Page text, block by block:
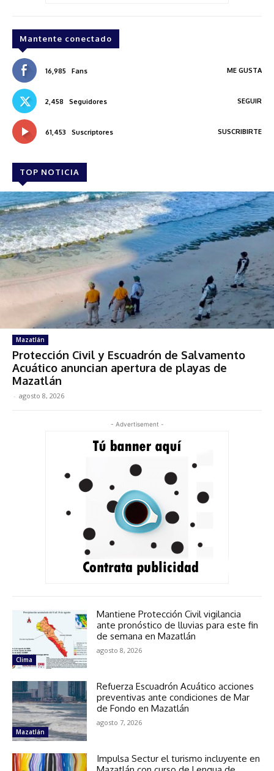
Mantente conectado
16,985 Fans ME GUSTA
2,458 Seguidores SEGUIR
61,453 Suscriptores SUSCRIBIRTE
TOP NOTICIA
Mazatlán
Protección Civil y Escuadrón de Salvamento
Acuático anuncian apertura de playas de
Mazatlán
- agosto 8, 2026
- Advertisement -
Clima
Mantiene Protección Civil vigilancia
ante pronóstico de lluvias para este fin
de semana en Mazatlán
agosto 8, 2026
Mazatlán
Refuerza Escuadrón Acuático acciones
preventivas ante condiciones de Mar
de Fondo en Mazatlán
agosto 7, 2026
Impulsa Sectur el turismo incluyente en